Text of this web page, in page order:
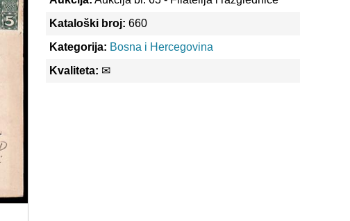
Kataloški broj: 660
Kategorija: Bosna i Hercegovina
Kvaliteta: ✉